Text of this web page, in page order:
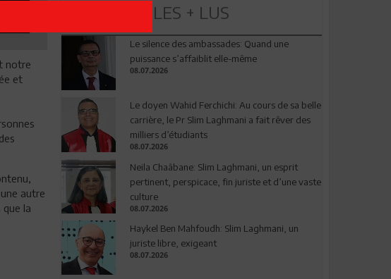
notre
et
autre
la
LES + LUS
Le silence des ambassades: Quand une
puissance s’affaiblit elle-même
08.07.2026
Le doyen Wahid Ferchichi: Au cours de sa belle
carrière, le Pr Slim Laghmani a fait rêver des
milliers d’étudiants
08.07.2026
Neila Chaâbane: Slim Laghmani, un esprit
pertinent, perspicace, fin juriste et d’une vaste
culture
08.07.2026
Haykel Ben Mahfoudh: Slim Laghmani, un
juriste libre, exigeant
08.07.2026